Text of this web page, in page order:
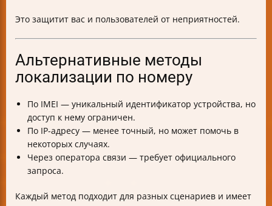
Это защитит вас и пользователей от неприятностей.
Альтернативные методы
локализации по номеру
По IMEI — уникальный идентификатор устройства, но
доступ к нему ограничен.
По IP-адресу — менее точный, но может помочь в
некоторых случаях.
Через оператора связи — требует официального
запроса.
Каждый метод подходит для разных сценариев и имеет